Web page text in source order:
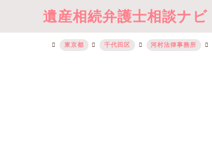
遺産相続弁護士相談ナビ
東京都 千代田区 河村法律事務所